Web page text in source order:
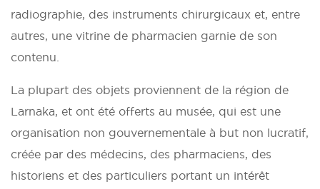
radiographie, des instruments chirurgicaux et, entre
autres, une vitrine de pharmacien garnie de son
contenu.
La plupart des objets proviennent de la région de
Larnaka, et ont été offerts au musée, qui est une
organisation non gouvernementale à but non lucratif,
créée par des médecins, des pharmaciens, des
historiens et des particuliers portant un intérêt